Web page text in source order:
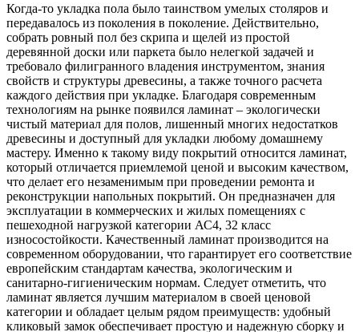
Когда-то укладка пола было таинством умелых столяров и
передавалось из поколения в поколение. Действительно,
собрать ровный пол без скрипа и щелей из простой
деревянной доски или паркета было нелегкой задачей и
требовало филигранного владения инструментом, знания
свойств и структуры древесины, а также точного расчета
каждого действия при укладке. Благодаря современным
технологиям на рынке появился ламинат – экологически
чистый материал для полов, лишенный многих недостатков
древесины и доступный для укладки любому домашнему
мастеру. Именно к такому виду покрытий относится ламинат,
который отличается приемлемой ценой и высоким качеством,
что делает его незаменимым при проведении ремонта и
реконструкции напольных покрытий. Он предназначен для
эксплуатации в коммерческих и жилых помещениях с
пешеходной нагрузкой категории АС4, 32 класс
износостойкости. Качественный ламинат производится на
современном оборудовании, что гарантирует его соответствие
европейским стандартам качества, экологическим и
санитарно-гигиеническим нормам. Следует отметить, что
ламинат является лучшим материалом в своей ценовой
категории и обладает целым рядом преимуществ: удобный
кликовый замок обеспечивает простую и надежную сборку и